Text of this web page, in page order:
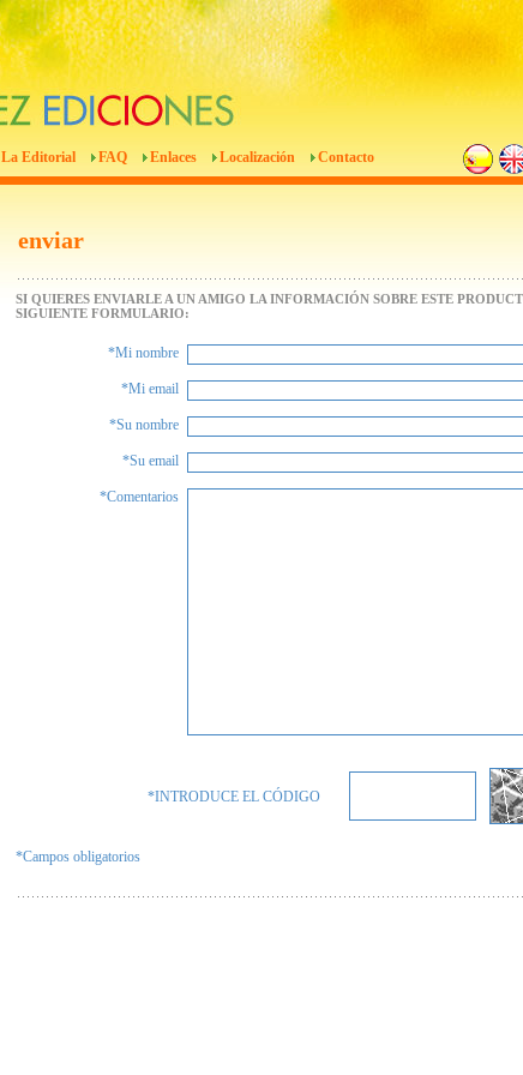
La Editorial FAQ Enlaces Localización Contacto
enviar
SI QUIERES ENVIARLE A UN AMIGO LA INFORMACIÓN SOBRE ESTE
SIGUIENTE FORMULARIO:
*Mi nombre
*Mi email
*Su nombre
*Su email
*Comentarios
*INTRODUCE EL CÓDIGO
*Campos obligatorios